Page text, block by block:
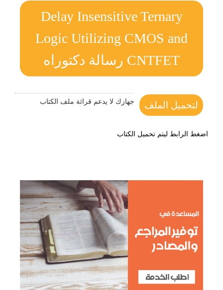
Delay Insensitive Ternary
Logic Utilizing CMOS and
CNTFET رسالة دكتوراه
لتحميل الملف جهازك لا يدعم قرائة ملف الكتاب
اضغط الرابط ليتم تحميل الكتاب